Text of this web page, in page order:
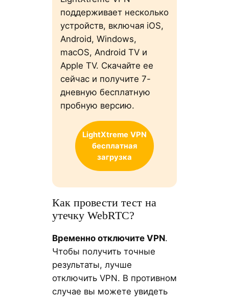
поддерживает несколько
устройств, включая iOS,
Android, Windows,
macOS, Android TV и
Apple TV. Скачайте ее
сейчас и получите 7-
дневную бесплатную
пробную версию.
LightXtreme VPN
бесплатная
загрузка
Как провести тест на
утечку WebRTC?
Временно отключите VPN.
Чтобы получить точные
результаты, лучше
отключить VPN. В противном
случае вы можете увидеть